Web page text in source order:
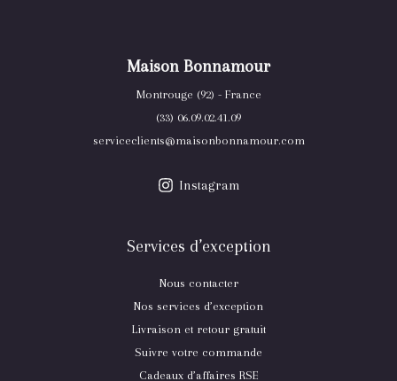
Maison Bonnamour
Montrouge (92) - France
(33) 06.09.02.41.09
serviceclients@maisonbonnamour.com
Instagram
Services d’exception
Nous contacter
Nos services d’exception
Livraison et retour gratuit
Suivre votre commande
Cadeaux d’affaires RSE